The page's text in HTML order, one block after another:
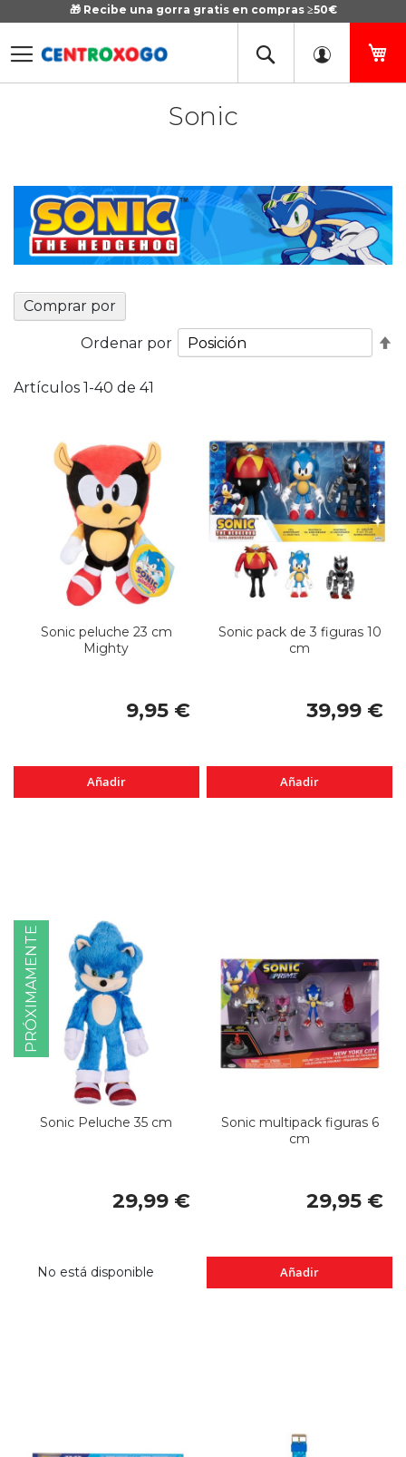
🎁 Recibe una gorra gratis en compras ≥50€
Ir
Sonic
Comprar por
Artículos 1-40 de 41
Ordenar por
Sonic peluche 23 cm
Mighty
9,95 €
Añadir
Sonic pack de 3 figuras 10
cm
39,99 €
Añadir
PRÓXIMAMENTE
Sonic Peluche 35 cm
29,99 €
No está disponible
Sonic multipack figuras 6
cm
29,95 €
Añadir